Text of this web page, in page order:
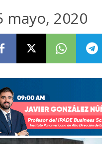
mayo, 2020